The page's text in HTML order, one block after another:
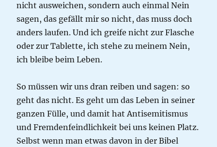
nicht ausweichen, sondern auch einmal Nein
sagen, das gefällt mir so nicht, das muss doch
anders laufen. Und ich greife nicht zur Flasche
oder zur Tablette, ich stehe zu meinem Nein,
ich bleibe beim Leben.
So müssen wir uns dran reiben und sagen: so
geht das nicht. Es geht um das Leben in seiner
ganzen Fülle, und damit hat Antisemitismus
und Fremdenfeindlichkeit bei uns keinen Platz.
Selbst wenn man etwas davon in der Bibel